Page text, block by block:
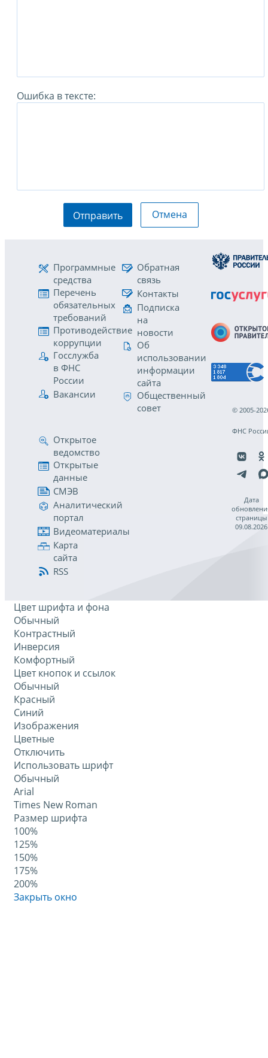
Ошибка в тексте:
Отправить Отмена
Программные
средства
Перечень
обязательных
требований
Противодействие
коррупции
Госслужба
в ФНС
России
Вакансии
Обратная
связь
Контакты
Подписка
на
новости
Об
использовании
информации
сайта
Общественный
совет
Открытое
ведомство
Открытые
данные
СМЭВ
Аналитический
портал
Видеоматериалы
Карта
сайта
RSS
© 2005-
ФНС
Дата
страницы
09.08.2026
Цвет шрифта и фона
Обычный
Контрастный
Инверсия
Комфортный
Цвет кнопок и ссылок
Обычный
Красный
Синий
Изображения
Цветные
Отключить
Использовать шрифт
Обычный
Arial
Times New Roman
Размер шрифта
100%
125%
150%
175%
200%
Закрыть окно